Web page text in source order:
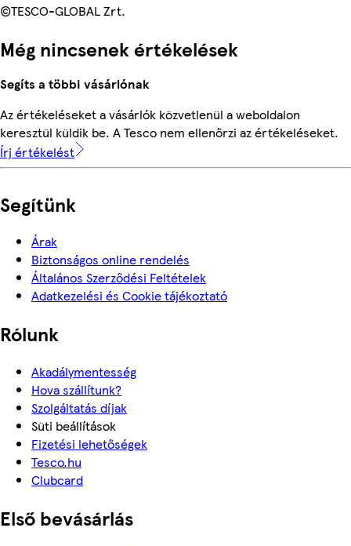
©TESCO-GLOBAL Zrt.
Még nincsenek értékelések
Segíts a többi vásárlónak
Az értékeléseket a vásárlók közvetlenül a weboldalon
keresztül küldik be. A Tesco nem ellenőrzi az értékeléseket.
Írj értékelést
Segítünk
Árak
Biztonságos online rendelés
Általános Szerződési Feltételek
Adatkezelési és Cookie tájékoztató
Rólunk
Akadálymentesség
Hova szállítunk?
Szolgáltatás díjak
Süti beállítások
Fizetési lehetőségek
Tesco.hu
Clubcard
Első bevásárlás